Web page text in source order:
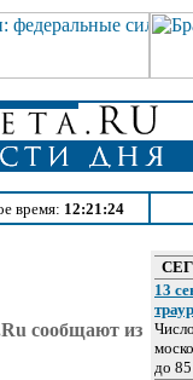
время: 12:21:24
сообщают из
13
до 85